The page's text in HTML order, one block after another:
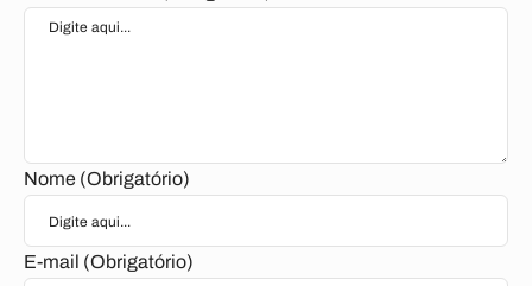
Nome (Obrigatório)
E-mail (Obrigatório)